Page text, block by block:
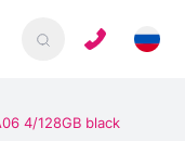
4/128GB black